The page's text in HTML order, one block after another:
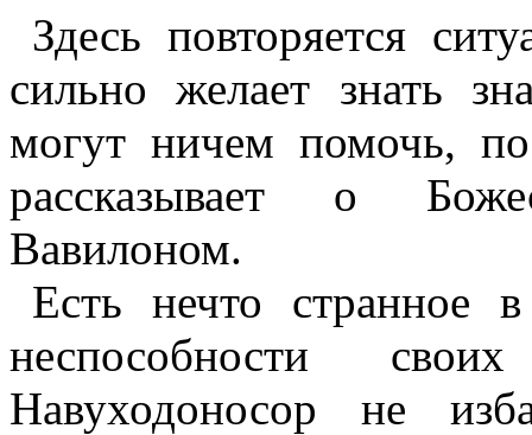
Здесь повторяется
сильно желает знать
могут ничем помочь,
рассказывает о
Вавилоном.
Есть нечто странное
неспособности
Навуходоносор не